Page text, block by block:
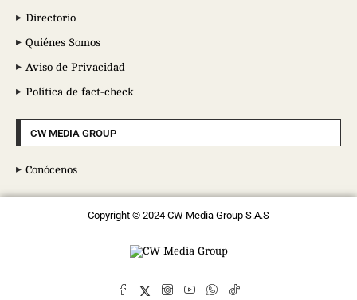
Directorio
Quiénes Somos
Aviso de Privacidad
Política de fact-check
CW MEDIA GROUP
Conócenos
Copyright © 2024 CW Media Group S.A.S